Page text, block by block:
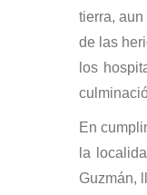
tierra,
de las
los
En
la
Guzmán,